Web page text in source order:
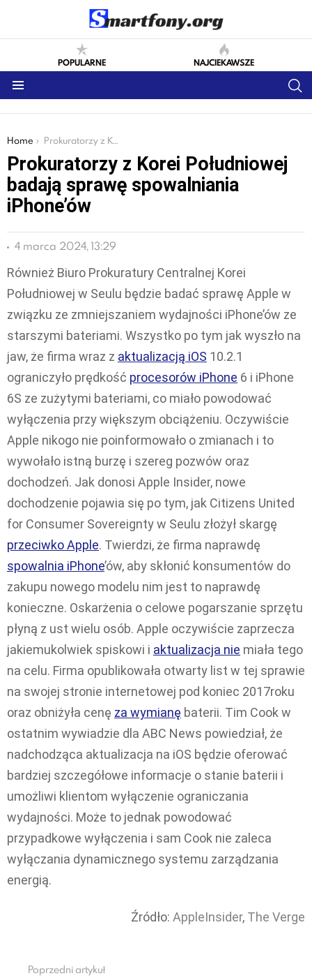
POPULARNE NAJCIEKAWSZE
You are here:
Home Prokuratorzy z Korei Południowej badają sprawę spowalniania iPhone’ów
Prokuratorzy z Korei Południowej
badają sprawę spowalniania
iPhone’ów
4 marca 2024, 13:29
Również Biuro Prokuratury Centralnej Korei
Południowej w Seulu będzie badać sprawę Apple w
związku ze zmniejszaniem wydajności iPhone’ów ze
starszymi bateriami. Wszystko po tym jak wyszło na
jaw, że firma wraz z aktualizacją iOS 10.2.1
ograniczyło prędkość procesorów iPhone 6 i iPhone
6S ze zużytymi bateriami, co miało powodować
wyłączenia przy większym obciążeniu. Oczywiście
Apple nikogo nie poinformowało o zmianach i to
wywołało istną burzę i szereg pozwów oraz
dochodzeń. Jak donosi Apple Insider, nowe
dochodzenie pojawia się po tym, jak Citizens United
for Consumer Sovereignty w Seulu złożył skargę
przeciwko Apple. Twierdzi, że firma naprawdę
spowalnia iPhone’ów, aby skłonić konsumentów do
zakupu nowego modelu nim jest to naprawdę
konieczne. Oskarżenia o celowe pogarszanie sprzętu
płyną z ust wielu osób. Apple oczywiście zaprzecza
jakiemukolwiek spiskowi i aktualizacja nie miała tego
na celu. Firma opublikowała otwarty list w tej sprawie
na swojej stronie internetowej pod koniec 2017roku
oraz obniżyła cenę za wymianę baterii. Tim Cook w
ostatnim wywiadzie dla ABC News powiedział, że
nadchodząca aktualizacja na iOS będzie oferować
bardziej szczegółowe informacje o stanie baterii i
umożliwi klientom wyłączenie ograniczania
wydajności. Może to jednak powodować
przypadkowe wyłączenia i sam Cook nie zaleca
wyłączania dynamicznego systemu zarządzania
energią.
Źródło: AppleInsider, The Verge
Poprzedni artykuł